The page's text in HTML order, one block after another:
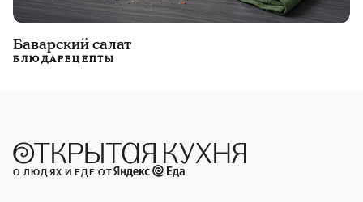
Баварский салат
БЛЮДАРЕЦЕПТЫ
О ЛЮДЯХ И ЕДЕ ОТ